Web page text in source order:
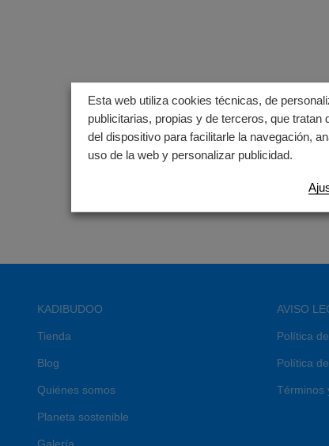
KADIBUDOO
Tienda
Blog
Quiénes somos
Planeta sostenible
Galería
AVISO
Política
Política
Términos
Esta web utiliza cookies técnicas, de
publicitarias, propias y de terceros, que tratan
del dispositivo para facilitarle la navegación,
uso de la web y personalizar publicidad.